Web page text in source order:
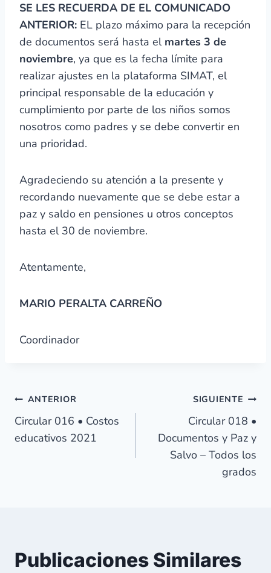
SE LES RECUERDA DE EL COMUNICADO
ANTERIOR: EL plazo máximo para la recepción
de documentos será hasta el martes 3 de
noviembre, ya que es la fecha límite para
realizar ajustes en la plataforma SIMAT, el
principal responsable de la educación y
cumplimiento por parte de los niños somos
nosotros como padres y se debe convertir en
una prioridad.
Agradeciendo su atención a la presente y
recordando nuevamente que se debe estar a
paz y saldo en pensiones u otros conceptos
hasta el 30 de noviembre.
Atentamente,
MARIO PERALTA CARREÑO
Coordinador
Navegación
de
ANTERIOR
Circular 016 • Costos
educativos 2021
SIGUIENTE
Circular 018 •
Documentos y Paz y
Salvo – Todos los
grados
Publicaciones Similares